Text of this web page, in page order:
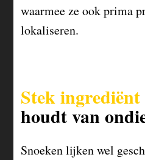
waarmee ze ook prima
lokaliseren.
Stek ingrediënt
houdt van
Snoeken lijken wel